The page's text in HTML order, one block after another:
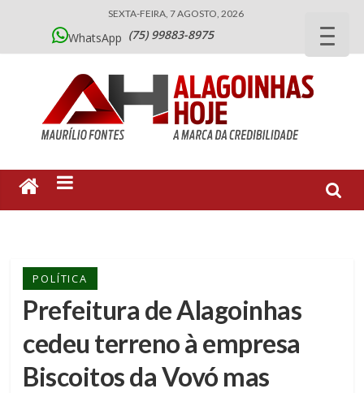
SEXTA-FEIRA, 7 AGOSTO, 2026
WhatsApp (75) 99883-8975
POLÍTICA
Prefeitura de Alagoinhas
cedeu terreno à empresa
Biscoitos da Vovó mas